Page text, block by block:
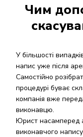
Чим
У більшості
напис уже після
Самостійно
процедурі буває
компанія вже
виконавцю.
Юрист насамперед
виконавчого